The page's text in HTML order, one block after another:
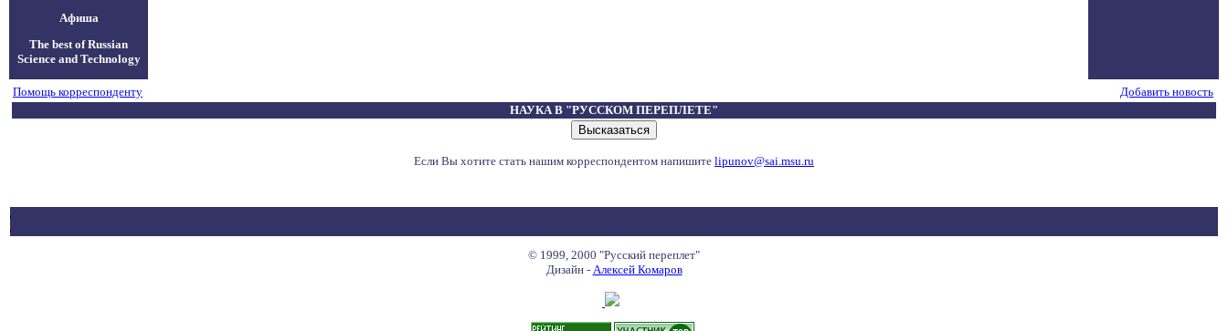
Афиша
The best of Russian
Science and Technology
Помощь корреспонденту
Добавить новость
НАУКА В "РУССКОМ ПЕРЕПЛЕТЕ"
Если Вы хотите стать нашим корреспондентом напишите lipunov@sai.msu.ru
© 1999, 2000 "Русский переплет"
Дизайн - Алексей Комаров